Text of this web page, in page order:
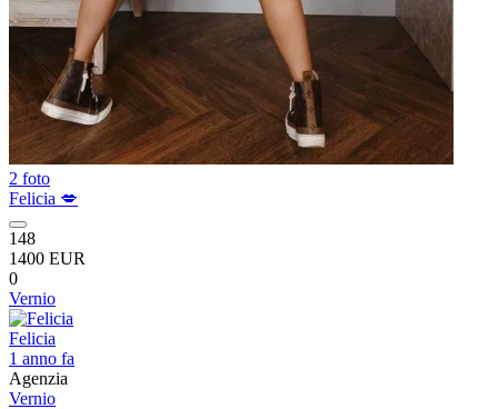
2 foto
Felicia 💋
148
1400 EUR
0
Vernio
Felicia
1 anno fa
Agenzia
Vernio